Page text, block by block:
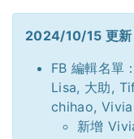
2024/10/15 更新
FB 編輯名單
Lisa, 大助,
chihao,
新增